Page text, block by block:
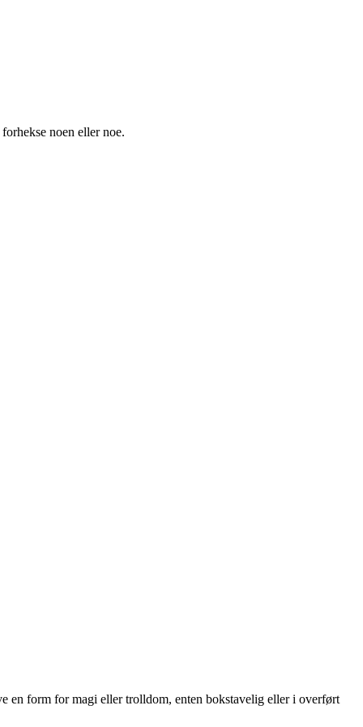
noen eller noe.
en form for magi eller trolldom, enten bokstavelig eller i overført